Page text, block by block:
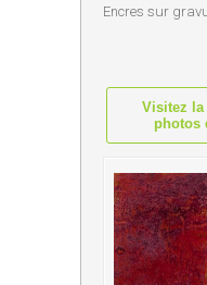
Encres sur
Visitez la
photos